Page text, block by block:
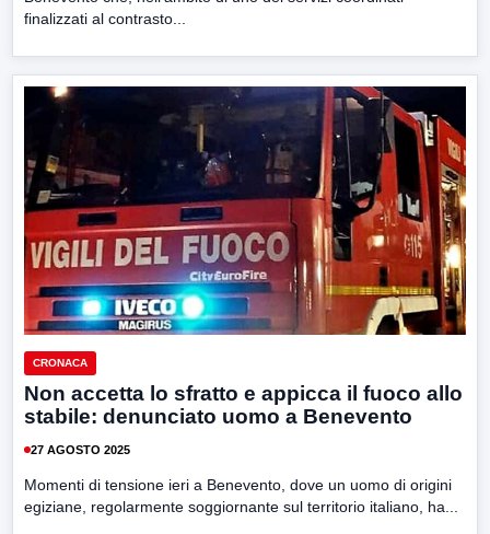
finalizzati al contrasto...
CRONACA
Non accetta lo sfratto e appicca il fuoco allo
stabile: denunciato uomo a Benevento
27 AGOSTO 2025
Momenti di tensione ieri a Benevento, dove un uomo di origini
egiziane, regolarmente soggiornante sul territorio italiano, ha...